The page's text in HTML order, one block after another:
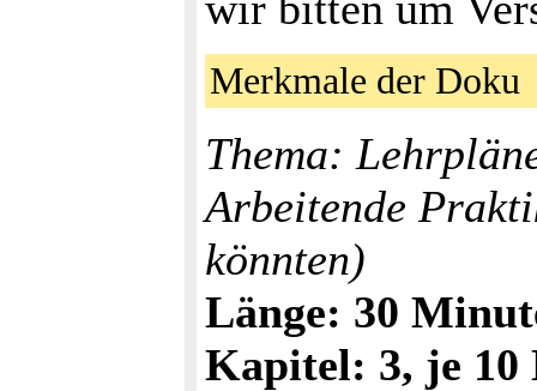
Merkmale der
Thema:
Arbeitende
könnten)
Länge: 30
Kapitel: 3, je 10